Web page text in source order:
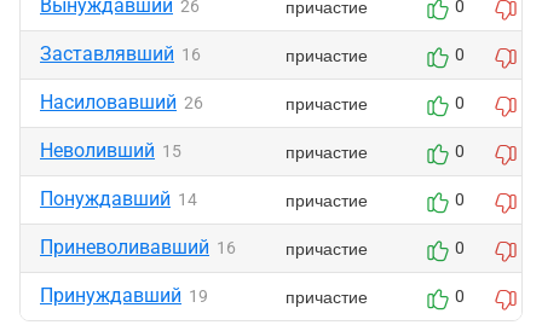
Вынуждавший 26 причастие 0
Заставлявший 16 причастие 0
Насиловавший 26 причастие 0
Неволивший 15 причастие 0
Понуждавший 14 причастие 0
Приневоливавший 16 причастие 0
Принуждавший 19 причастие 0